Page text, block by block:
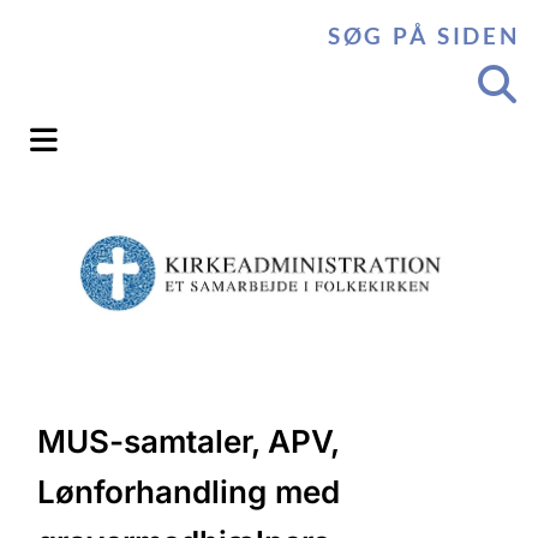
SØG PÅ SIDEN
MUS-samtaler, APV,
Lønforhandling med